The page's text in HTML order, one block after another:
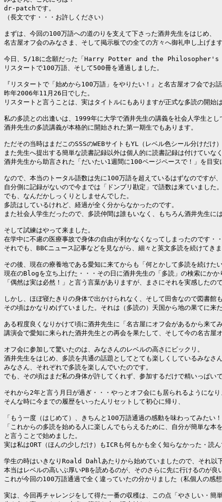
dr-patchです。
（長文です・・・お許しください）
まずは、今回の100万語への道のりを支えて下さった酒井先生をはじめ、
名古屋オフ会のみなさま、そして掲示板での全ての方々へ御礼申し上げま
今日、5/18に念願だった「Harry Potter and the Philosopher's
リスタートで100万語、そして500冊を通過しました。
『リスタートで「始めから100万語」をやりたい！』と名古屋オフ会でお
昨年2006年11月26日でした。
リスタートと言うことは、実はタイトルにもありますが正式な多読の開始
私の多読との出逢いは、1999年に大学で酒井先生の講義を社会人学生と
酒井先生の多読講義が本格的に開始された第一期生でもあります。
ただその当時はまだこのSSSのWEBサイトもYL（レベル色シール分けだけ
また先生へ提出する簡単な読書記録以外は個人的に読書記録は付けていな
酒井先生から助言された「だいたい1週間に100ページペースで！」を目
なので、本当のトータル語数は先に100万語を超えているはずなのですが、
自分側に記録がないので今までは「ドンブリ勘定」で語数は来ていました
でも、なんだかしっくりとしませんでした。
多読はしているけれど、経過が全く分からなかったのです。
また社会人学生だったので、多読仲間は誰もいなく、もちろん酒井先生
そして試練はやって来ました。
在学中に不慮の医療事故で身体の自由が利かなくなってしまったのです・
それでも、BBCニュース記事などを見ながら、細々と英文多読を続けてき
その後、現在の療養地である愛知に来てからも「何とかして多読を続けた
現在のBlogを立ち上げた・・・その日に酒井先生の「多読」の検索にかか
「偶然は実は必然！」と言う言葉がありますが、まさにそれを実感したの
しかし、ほぼ寝たきりの身体で出かけられなく、そして田舎なので図書館
その頃はかなりめげていました。それは（多読の）天国から地の果てに来
ある程度良くなりかけて頃に酒井先生に「名古屋にオフ会があるから来て
講演会で愛知に来られた酒井先生との再会を果たして、そして今の名古屋
オフ会に参加して驚いたのは、みなさんのレベルの高さにビックリ。
酒井先生をはじめ、多読を共通の話題としてとても楽しくしているみなさ
みなさん、それぞれで多読を楽しんでいたのです。
でも、その頃はまだ私の身体が許してくれず、参加するだけで精いっぱい
それから2年と言う月日が過ぎ・・・やっとオフ会にも居られるようにな
そんな時に今までの履歴をいったんリセットして初心に帰り、
「もう一度（はじめて）、きちんと100万語通過の感動を味わってみたい
「これからの多読を始める人に楽しんでもらえるために、自分が簡単な本
と言うことで始めました。
実は私はORT（ほんの少しだけ）もICRも何もかも全く知らなかった・読
学生の時はいきなりRoald Dahlあたりから始めていましたので、それ以
本当はレベルの高いぶ厚いPBを読めるのが、そのさらに先に行けるのが良
これが今回の100万語通過で全く違っていたの分かりました（私個人の感
実は、今回再チャレンジをして得た一番の収穫は、この点「やさしい・簡